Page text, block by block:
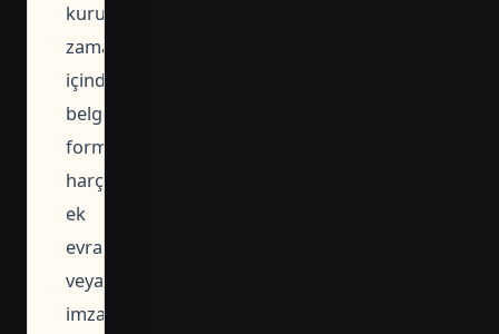
kurumlar
zaman
içinde
belge
formatı,
harç,
ek
evrak
veya
imza